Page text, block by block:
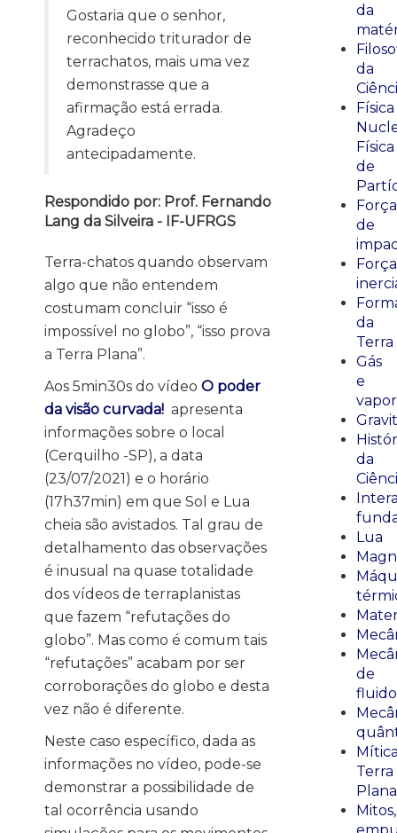
Gostaria que o senhor,
reconhecido triturador de
terrachatos, mais uma vez
demonstrasse que a
afirmação está errada.
Agradeço
antecipadamente.
Respondido por: Prof. Fernando
Lang da Silveira - IF-UFRGS
Terra-chatos quando observam
algo que não entendem
costumam concluir “isso é
impossível no globo”, “isso prova
a Terra Plana”.
Aos 5min30s do vídeo O poder
da visão curvada! apresenta
informações sobre o local
(Cerquilho -SP), a data
(23/07/2021) e o horário
(17h37min) em que Sol e Lua
cheia são avistados. Tal grau de
detalhamento das observações
é inusual na quase totalidade
dos vídeos de terraplanistas
que fazem “refutações do
globo”. Mas como é comum tais
“refutações” acabam por ser
corroborações do globo e desta
vez não é diferente.
Neste caso específico, dada as
informações no vídeo, pode-se
demonstrar a possibilidade de
tal ocorrência usando
da
da
Física
Física
de
Força
de
da
Terra
Gás
e
vapor
da
Lua
de
Terra
Plana
Mitos,